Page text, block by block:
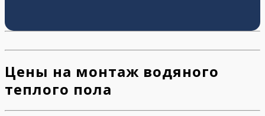
Цены на монтаж водяного
теплого пола